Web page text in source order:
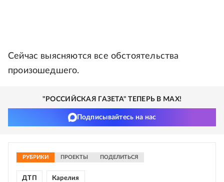
Сейчас выясняются все обстоятельства
произошедшего.
"РОССИЙСКАЯ ГАЗЕТА" ТЕПЕРЬ В MAX!
Подписывайтесь на нас
РУБРИКИ ПРОЕКТЫ ПОДЕЛИТЬСЯ
ДТП Карелия